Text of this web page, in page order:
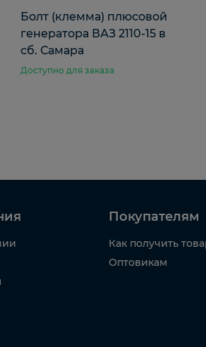
Болт (клемма) плюсовой
генератора ВАЗ 2110-15 в
сб. Самара
Доступно для заказа
Покупателям
Как получить
Оптовикам